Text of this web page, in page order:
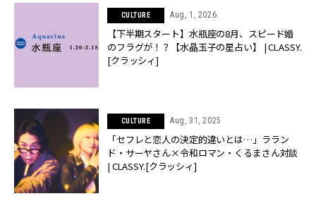
CULTURE Aug, 1, 2026
【下半期スタート】水瓶座の8月、スピード婚
のフラグが！？【水晶玉子の星占い】 | CLASSY.
[クラッシィ]
CULTURE Aug, 31, 2025
「セフレと恋人の決定的違いとは…」ララン
ド・サーヤさん×令和ロマン・くるまさん対談
| CLASSY.[クラッシィ]